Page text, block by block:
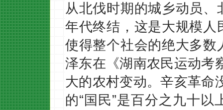
从北伐时期的城乡动员
年代终结，这是大规模
使得整个社会的绝大多
泽东在《湖南农民运动考
大的农村变动。辛亥革命
的“国民”是百分之九十